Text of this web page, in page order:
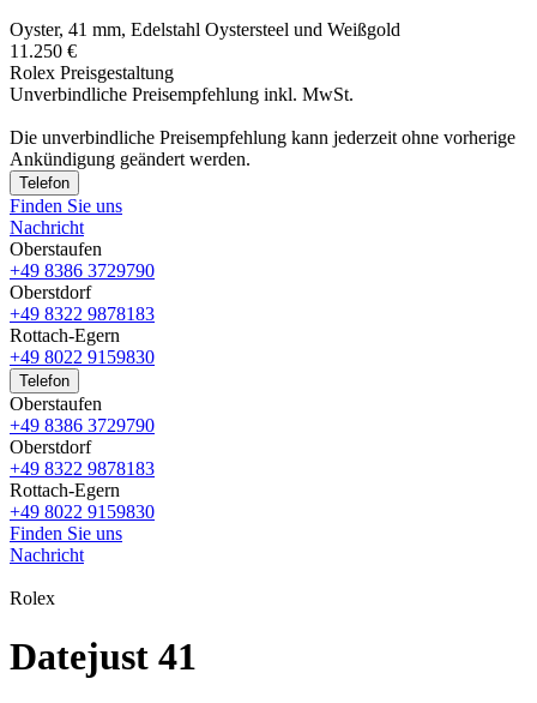
Oyster, 41 mm, Edelstahl Oystersteel und Weißgold
11.250 €
Rolex Preisgestaltung
Unverbindliche Preisempfehlung inkl. MwSt.
Die unverbindliche Preis­empfehlung kann jederzeit ohne vorherige
Ankündigung geändert werden.
Telefon
Finden Sie uns
Nachricht
Oberstaufen
+49 8386 3729790
Oberstdorf
+49 8322 9878183
Rottach-Egern
+49 8022 9159830
Telefon
Oberstaufen
+49 8386 3729790
Oberstdorf
+49 8322 9878183
Rottach-Egern
+49 8022 9159830
Finden Sie uns
Nachricht
Rolex
Datejust 41